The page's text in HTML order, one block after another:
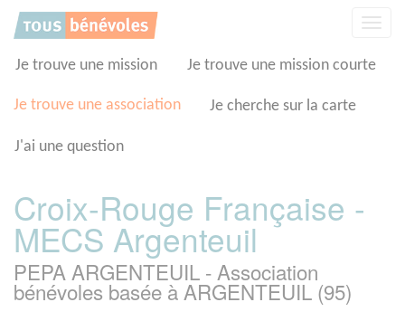
Je trouve une mission Je trouve une mission courte
Je trouve une association Je cherche sur la carte
J'ai une question
Croix-Rouge Française -
MECS Argenteuil
PEPA ARGENTEUIL - Association
bénévoles basée à ARGENTEUIL (95)
Panneau de gestion des cookies